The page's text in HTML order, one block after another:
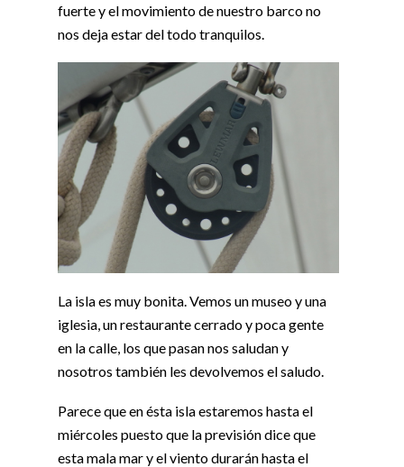
fuerte y el movimiento de nuestro barco no
nos deja estar del todo tranquilos.
La isla es muy bonita. Vemos un museo y una
iglesia, un restaurante cerrado y poca gente
en la calle, los que pasan nos saludan y
nosotros también les devolvemos el saludo.
Parece que en ésta isla estaremos hasta el
miércoles puesto que la previsión dice que
esta mala mar y el viento durarán hasta el